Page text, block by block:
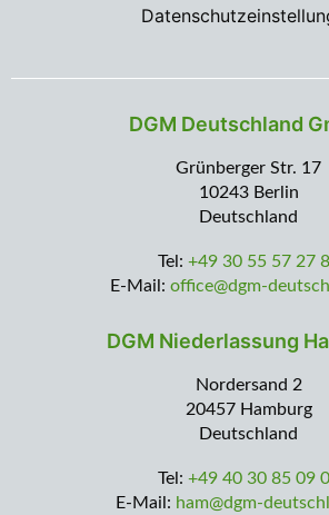
DGM Deutschland
Grünberger Str. 17
10243 Berlin
Deutschland
Tel: +49 30 55 57 27
E-Mail:office@dgm-
DGM Niederlassung
Nordersand 2
20457 Hamburg
Deutschland
Tel: +49 40 30 85 09
E-Mail: ham@dgm-